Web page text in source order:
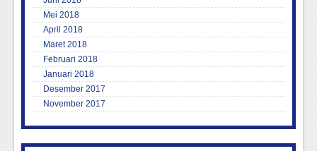
Mei 2018
April 2018
Maret 2018
Februari 2018
Januari 2018
Desember 2017
November 2017